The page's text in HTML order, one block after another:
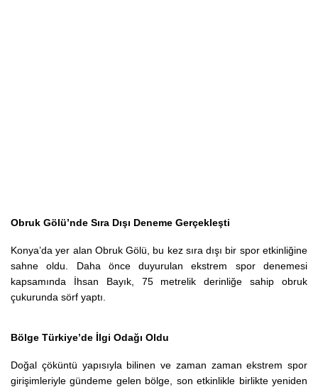
Obruk Gölü’nde Sıra Dışı Deneme Gerçekleşti
Konya’da yer alan Obruk Gölü, bu kez sıra dışı bir spor etkinliğine
sahne oldu. Daha önce duyurulan ekstrem spor denemesi
kapsamında İhsan Bayık, 75 metrelik derinliğe sahip obruk
çukurunda sörf yaptı.
Bölge Türkiye’de İlgi Odağı Oldu
Doğal çöküntü yapısıyla bilinen ve zaman zaman ekstrem spor
girişimleriyle gündeme gelen bölge, son etkinlikle birlikte yeniden